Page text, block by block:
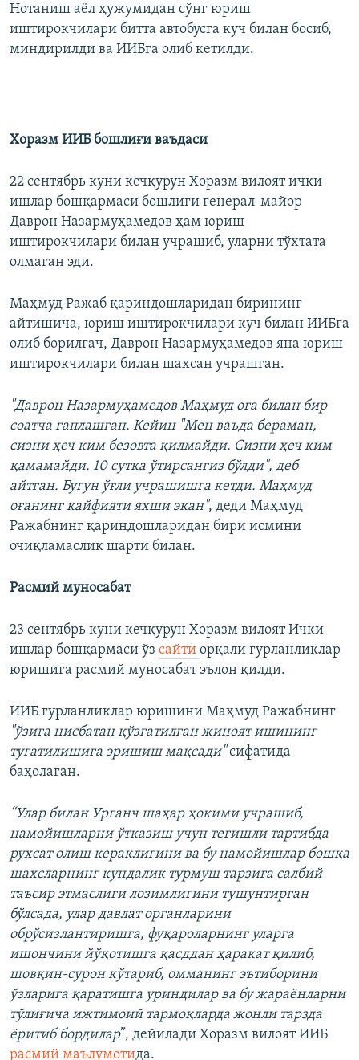
Нотаниш аёл ҳужумидан сўнг юриш
иштирокчилари битта автобусга куч билан босиб,
миндирилди ва ИИБга олиб кетилди.
Хоразм ИИБ бошлиғи ваъдаси
22 сентябрь куни кечқурун Хоразм вилоят ички
ишлар бошқармаси бошлиғи генерал-майор
Даврон Назармуҳамедов ҳам юриш
иштирокчилари билан учрашиб, уларни тўхтата
олмаган эди.
Маҳмуд Ражаб қариндошларидан бирининг
айтишича, юриш иштирокчилари куч билан ИИБга
олиб борилгач​, Даврон Назармуҳамедов яна юриш
иштирокчилари билан шахсан учрашган.
"Даврон Назармуҳамедов Маҳмуд оға билан бир
соатча гаплашган. Кейин "Мен ваъда бераман,
сизни ҳеч ким безовта қилмайди. Сизни ҳеч ким
қамамайди. 10 сутка ўтирсангиз бўлди", деб
айтган. Бугун ўғли учрашишга кетди. Маҳмуд
оғанинг кайфияти яхши экан", деди Маҳмуд
Ражабнинг қариндошларидан бири исмини
очиқламаслик шарти билан.
Расмий муносабат
23 сентябрь куни кечқурун Хоразм вилоят Ички
ишлар бошқармаси ўз сайти орқали гурланликлар
юришига расмий муносабат эълон қилди.
ИИБ гурланликлар юришини Маҳмуд Ражабнинг
"ўзига нисбатан қўзғатилган жиноят ишининг
тугатилишига эришиш мақсади"сифатида
баҳолаган.
“Улар билан Урганч шаҳар ҳокими учрашиб,
намойишларни ўтказиш учун тегишли тартибда
рухсат олиш кераклигини ва бу намойишлар бошқа
шахсларнинг кундалик турмуш тарзига салбий
таъсир этмаслиги лозимлигини тушунтирган
бўлсада, улар давлат органларини
обрўсизлантиришга, фуқароларнинг уларга
ишончини йўқотишга қасддан ҳаракат қилиб,
шовқин-сурон кўтариб, омманинг эътиборини
ўзларига қаратишга уриндилар ва бу жараёнларни
тўлиғича ижтимоий тармоқларда жонли тарзда
ёритиб бордилар”, дейилади Хоразм вилоят ИИБ
расмий маълумотида.